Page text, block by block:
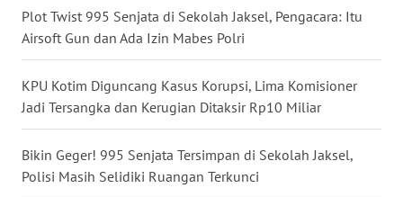
Plot Twist 995 Senjata di Sekolah Jaksel, Pengacara: Itu
Airsoft Gun dan Ada Izin Mabes Polri
KPU Kotim Diguncang Kasus Korupsi, Lima Komisioner
Jadi Tersangka dan Kerugian Ditaksir Rp10 Miliar
Bikin Geger! 995 Senjata Tersimpan di Sekolah Jaksel,
Polisi Masih Selidiki Ruangan Terkunci
WN
LAMPUNG
JATENG